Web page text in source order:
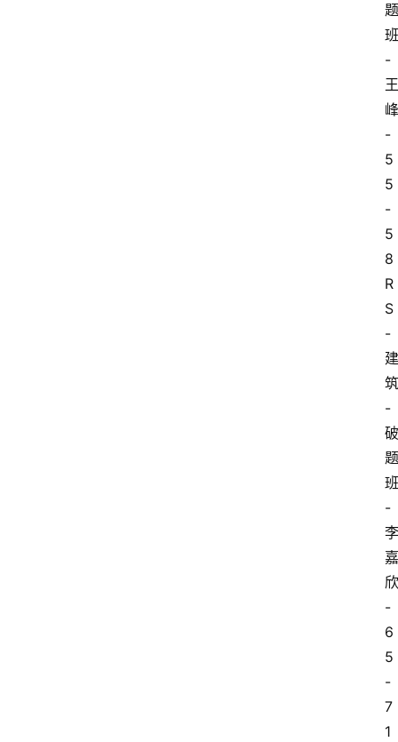
题
班
-
王
峰
-
5
5
-
5
8
R
S
-
建
筑
-
破
题
班
-
李
嘉
欣
-
6
5
-
7
1